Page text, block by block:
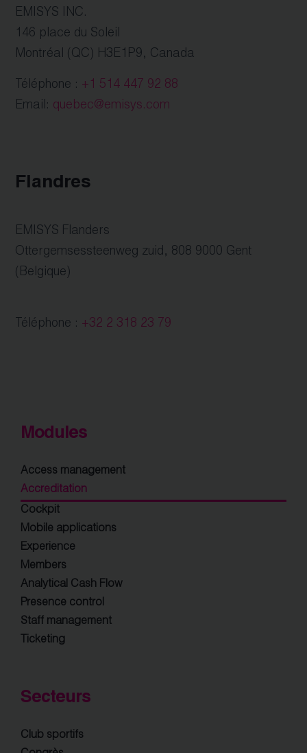
EMISYS INC.
146 place du Soleil
Montréal (QC) H3E1P9, Canada
Téléphone : +1 514 447 92 88
Email: quebec@emisys.com
Flandres
EMISYS Flanders
Ottergemsessteenweg zuid, 808 9000 Gent
(Belgique)
Téléphone : +32 2 318 23 79
Modules
Access management
Accreditation
Cockpit
Mobile applications
Experience
Members
Analytical Cash Flow
Presence control
Staff management
Ticketing
Secteurs
Club sportifs